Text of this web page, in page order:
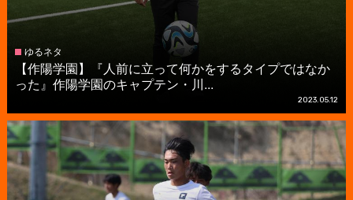
ゆるネタ
【作陽学園】『人前に立って何かをするタイプではなか
った』作陽学園のキャプテン・川...
2023.05.12